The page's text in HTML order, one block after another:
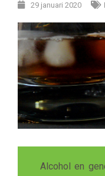
29 januari 2020
Alcohol en